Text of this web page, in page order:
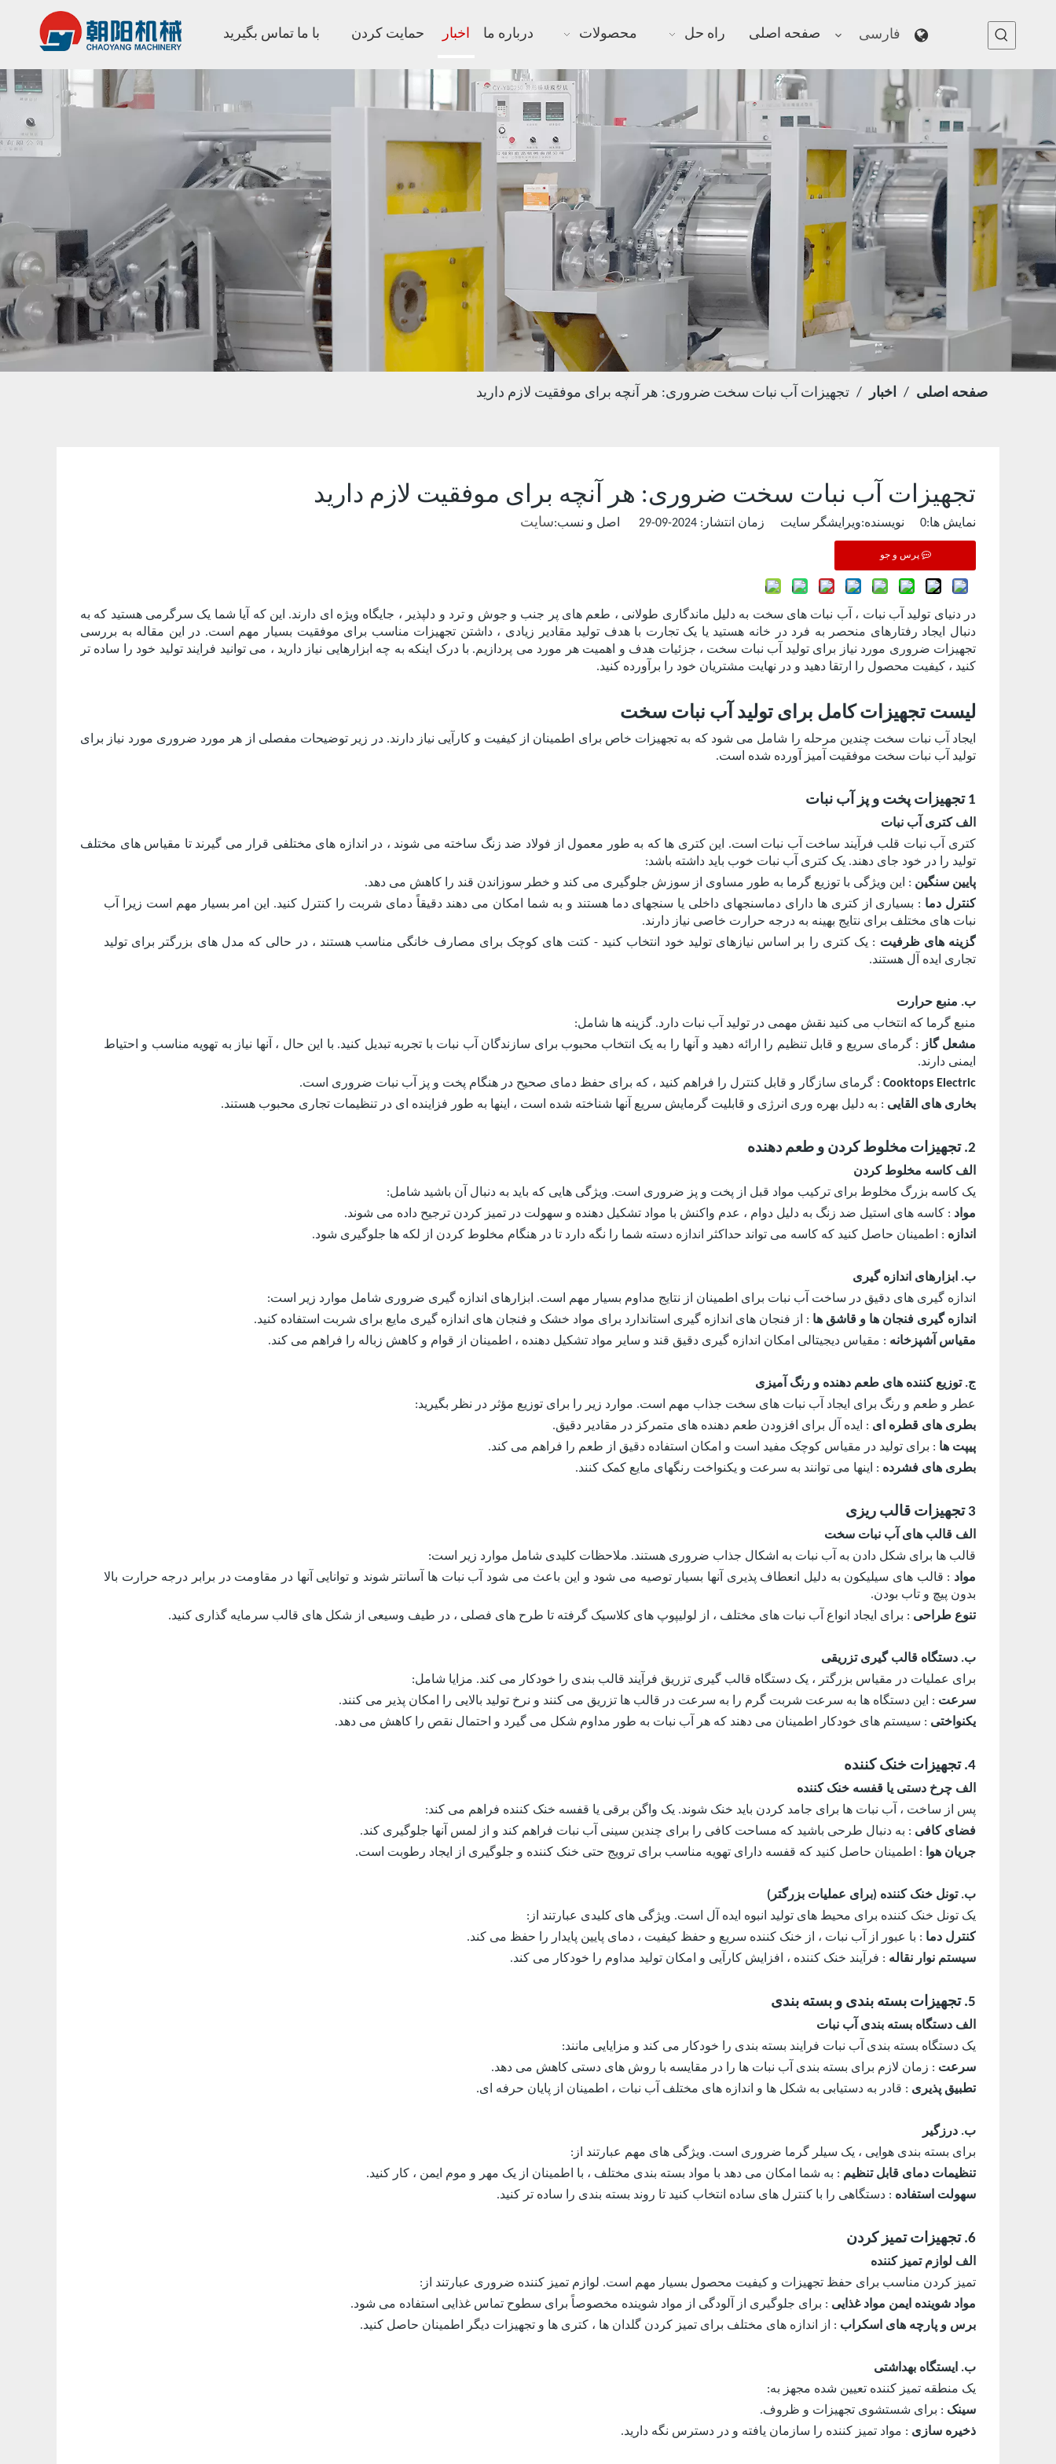
صفحه اصلی راه حل محصولات درباره ما اخبار حمایت کردن با ما تماس بگیرید فارسی
صفحه اصلی / اخبار / تجهیزات آب نبات سخت ضروری: هر آنچه برای موفقیت لازم دارید
تجهیزات آب نبات سخت ضروری: هر آنچه برای موفقیت لازم دارید
نمایش ها:0 نویسنده:ویرایشگر سایت زمان انتشار: 2024-09-29 اصل و نسب: سایت
پرس و جو
در دنیای تولید آب نبات ، آب نبات های سخت به دلیل ماندگاری طولانی ، طعم های پر جنب و جوش و ترد و دلپذیر ، جایگاه ویژه ای دارند. این که آیا شما یک سرگرمی هستید که به
دنبال ایجاد رفتارهای منحصر به فرد در خانه هستید یا یک تجارت با هدف تولید مقادیر زیادی ، داشتن تجهیزات مناسب برای موفقیت بسیار مهم است. در این مقاله به بررسی
تجهیزات ضروری مورد نیاز برای تولید آب نبات سخت ، جزئیات هدف و اهمیت هر مورد می پردازیم. با درک اینکه به چه ابزارهایی نیاز دارید ، می توانید فرایند تولید خود را ساده تر
کنید ، کیفیت محصول را ارتقا دهید و در نهایت مشتریان خود را برآورده کنید.
لیست تجهیزات کامل برای تولید آب نبات سخت
ایجاد آب نبات سخت چندین مرحله را شامل می شود که به تجهیزات خاص برای اطمینان از کیفیت و کارآیی نیاز دارند. در زیر توضیحات مفصلی از هر مورد ضروری مورد نیاز برای
تولید آب نبات سخت موفقیت آمیز آورده شده است.
1 تجهیزات پخت و پز آب نبات
الف کتری آب نبات
کتری آب نبات قلب فرآیند ساخت آب نبات است. این کتری ها که به طور معمول از فولاد ضد زنگ ساخته می شوند ، در اندازه های مختلفی قرار می گیرند تا مقیاس های مختلف
تولید را در خود جای دهند. یک کتری آب نبات خوب باید داشته باشد:
پایین سنگین : این ویژگی با توزیع گرما به طور مساوی از سوزش جلوگیری می کند و خطر سوزاندن قند را کاهش می دهد.
کنترل دما : بسیاری از کتری ها دارای دماسنجهای داخلی یا سنجهای دما هستند و به شما امکان می دهند دقیقاً دمای شربت را کنترل کنید. این امر بسیار مهم است زیرا آب
نبات های مختلف برای نتایج بهینه به درجه حرارت خاصی نیاز دارند.
گزینه های ظرفیت : یک کتری را بر اساس نیازهای تولید خود انتخاب کنید - کتت های کوچک برای مصارف خانگی مناسب هستند ، در حالی که مدل های بزرگتر برای تولید
تجاری ایده آل هستند.
ب. منبع حرارت
منبع گرما که انتخاب می کنید نقش مهمی در تولید آب نبات دارد. گزینه ها شامل:
مشعل گاز : گرمای سریع و قابل تنظیم را ارائه دهید و آنها را به یک انتخاب محبوب برای سازندگان آب نبات با تجربه تبدیل کنید. با این حال ، آنها نیاز به تهویه مناسب و احتیاط
ایمنی دارند.
Cooktops Electric : گرمای سازگار و قابل کنترل را فراهم کنید ، که برای حفظ دمای صحیح در هنگام پخت و پز آب نبات ضروری است.
بخاری های القایی : به دلیل بهره وری انرژی و قابلیت گرمایش سریع آنها شناخته شده است ، اینها به طور فزاینده ای در تنظیمات تجاری محبوب هستند.
2. تجهیزات مخلوط کردن و طعم دهنده
الف کاسه مخلوط کردن
یک کاسه بزرگ مخلوط برای ترکیب مواد قبل از پخت و پز ضروری است. ویژگی هایی که باید به دنبال آن باشید شامل:
مواد : کاسه های استیل ضد زنگ به دلیل دوام ، عدم واکنش با مواد تشکیل دهنده و سهولت در تمیز کردن ترجیح داده می شوند.
اندازه : اطمینان حاصل کنید که کاسه می تواند حداکثر اندازه دسته شما را نگه دارد تا در هنگام مخلوط کردن از لکه ها جلوگیری شود.
ب. ابزارهای اندازه گیری
اندازه گیری های دقیق در ساخت آب نبات برای اطمینان از نتایج مداوم بسیار مهم است. ابزارهای اندازه گیری ضروری شامل موارد زیر است:
اندازه گیری فنجان ها و قاشق ها : از فنجان های اندازه گیری استاندارد برای مواد خشک و فنجان های اندازه گیری مایع برای شربت استفاده کنید.
مقیاس آشپزخانه : مقیاس دیجیتالی امکان اندازه گیری دقیق قند و سایر مواد تشکیل دهنده ، اطمینان از قوام و کاهش زباله را فراهم می کند.
ج. توزیع کننده های طعم دهنده و رنگ آمیزی
عطر و طعم و رنگ برای ایجاد آب نبات های سخت جذاب مهم است. موارد زیر را برای توزیع مؤثر در نظر بگیرید:
بطری های قطره ای : ایده آل برای افزودن طعم دهنده های متمرکز در مقادیر دقیق.
پیپت ها : برای تولید در مقیاس کوچک مفید است و امکان استفاده دقیق از طعم را فراهم می کند.
بطری های فشرده : اینها می توانند به سرعت و یکنواخت رنگهای مایع کمک کنند.
3 تجهیزات قالب ریزی
الف قالب های آب نبات سخت
قالب ها برای شکل دادن به آب نبات به اشکال جذاب ضروری هستند. ملاحظات کلیدی شامل موارد زیر است:
مواد : قالب های سیلیکون به دلیل انعطاف پذیری آنها بسیار توصیه می شود و این باعث می شود آب نبات ها آسانتر شوند و توانایی آنها در مقاومت در برابر درجه حرارت بالا
بدون پیچ و تاب بودن.
تنوع طراحی : برای ایجاد انواع آب نبات های مختلف ، از لولیپوپ های کلاسیک گرفته تا طرح های فصلی ، در طیف وسیعی از شکل های قالب سرمایه گذاری کنید.
ب. دستگاه قالب گیری تزریقی
برای عملیات در مقیاس بزرگتر ، یک دستگاه قالب گیری تزریق فرآیند قالب بندی را خودکار می کند. مزایا شامل:
سرعت : این دستگاه ها به سرعت شربت گرم را به سرعت در قالب ها تزریق می کنند و نرخ تولید بالایی را امکان پذیر می کنند.
یکنواختی : سیستم های خودکار اطمینان می دهند که هر آب نبات به طور مداوم شکل می گیرد و احتمال نقص را کاهش می دهد.
4. تجهیزات خنک کننده
الف چرخ دستی یا قفسه خنک کننده
پس از ساخت ، آب نبات ها برای جامد کردن باید خنک شوند. یک واگن برقی یا قفسه خنک کننده فراهم می کند:
فضای کافی : به دنبال طرحی باشید که مساحت کافی را برای چندین سینی آب نبات فراهم کند و از لمس آنها جلوگیری کند.
جریان هوا : اطمینان حاصل کنید که قفسه دارای تهویه مناسب برای ترویج حتی خنک کننده و جلوگیری از ایجاد رطوبت است.
ب. تونل خنک کننده (برای عملیات بزرگتر)
یک تونل خنک کننده برای محیط های تولید انبوه ایده آل است. ویژگی های کلیدی عبارتند از:
کنترل دما : با عبور از آب نبات ، از خنک کننده سریع و حفظ کیفیت ، دمای پایین پایدار را حفظ می کند.
سیستم نوار نقاله : فرآیند خنک کننده ، افزایش کارآیی و امکان تولید مداوم را خودکار می کند.
5. تجهیزات بسته بندی و بسته بندی
الف دستگاه بسته بندی آب نبات
یک دستگاه بسته بندی آب نبات فرایند بسته بندی را خودکار می کند و مزایایی مانند:
سرعت : زمان لازم برای بسته بندی آب نبات ها را در مقایسه با روش های دستی کاهش می دهد.
تطبیق پذیری : قادر به دستیابی به شکل ها و اندازه های مختلف آب نبات ، اطمینان از پایان حرفه ای.
ب. درزگیر
برای بسته بندی هوایی ، یک سیلر گرما ضروری است. ویژگی های مهم عبارتند از:
تنظیمات دمای قابل تنظیم : به شما امکان می دهد با مواد بسته بندی مختلف ، با اطمینان از یک مهر و موم ایمن ، کار کنید.
سهولت استفاده : دستگاهی را با کنترل های ساده انتخاب کنید تا روند بسته بندی را ساده تر کنید.
6. تجهیزات تمیز کردن
الف لوازم تمیز کننده
تمیز کردن مناسب برای حفظ تجهیزات و کیفیت محصول بسیار مهم است. لوازم تمیز کننده ضروری عبارتند از:
مواد شوینده ایمن مواد غذایی : برای جلوگیری از آلودگی از مواد شوینده مخصوصاً برای سطوح تماس غذایی استفاده می شود.
برس و پارچه های اسکراب : از اندازه های مختلف برای تمیز کردن گلدان ها ، کتری ها و تجهیزات دیگر اطمینان حاصل کنید.
ب. ایستگاه بهداشتی
یک منطقه تمیز کننده تعیین شده مجهز به:
سینک : برای شستشوی تجهیزات و ظروف.
ذخیره سازی : مواد تمیز کننده را سازمان یافته و در دسترس نگه دارید.